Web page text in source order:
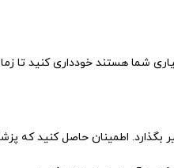
شما هستند خودداری کنید تا
اطمینان حاصل کنید که